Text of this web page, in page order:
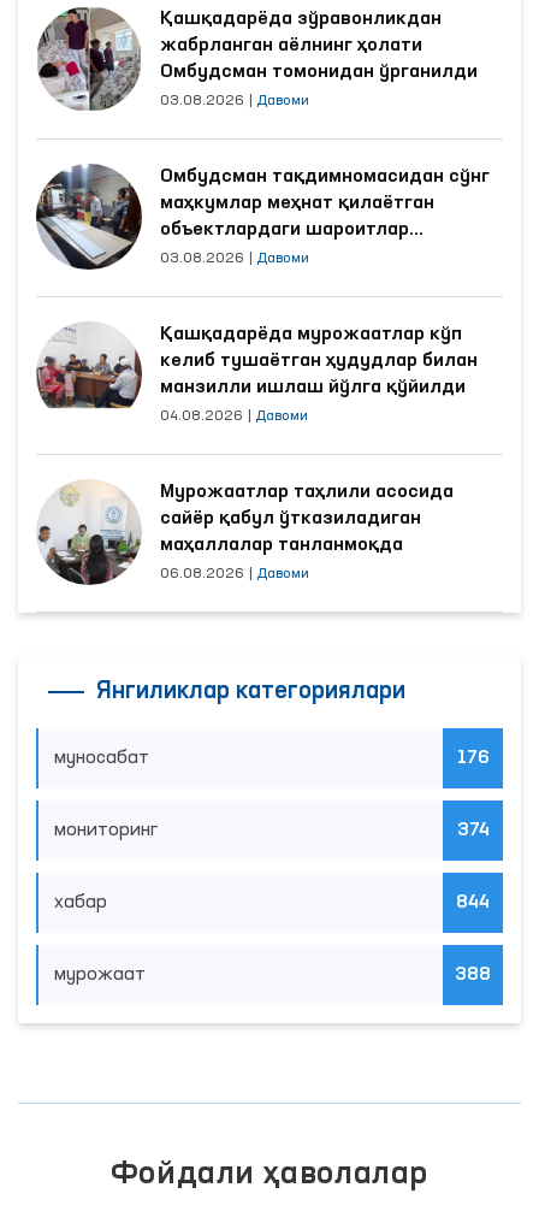
Қашқадарёда зўравонликдан
жабрланган аёлнинг ҳолати
Омбудсман томонидан ўрганилди
03.08.2026 Давоми
Омбудсман тақдимномасидан сўнг
маҳкумлар меҳнат қилаётган
объектлардаги шароитлар
яхшиланди
03.08.2026 Давоми
Қашқадарёда мурожаатлар кўп
келиб тушаётган ҳудудлар билан
манзилли ишлаш йўлга қўйилди
04.08.2026 Давоми
Мурожаатлар таҳлили асосида
сайёр қабул ўтказиладиган
маҳаллалар танланмоқда
06.08.2026 Давоми
Янгиликлар категориялари
муносабат 176
мониторинг 374
хабар 844
мурожаат 388
Фойдали ҳаволалар